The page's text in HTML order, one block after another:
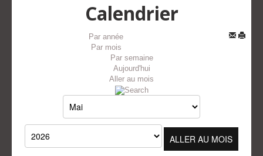
Calendrier
Par année
Par mois
Par semaine
Aujourd'hui
Aller au mois
ALLER AU MOIS